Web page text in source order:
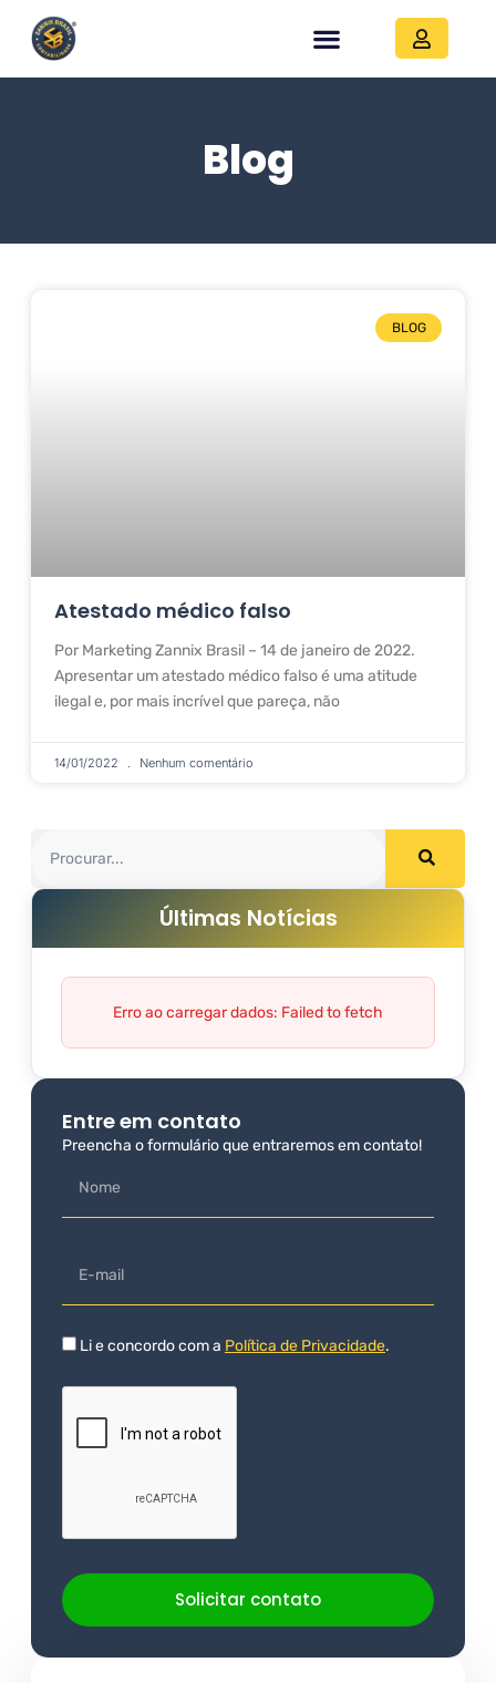
Blog
BLOG
Atestado médico falso
Por Marketing Zannix Brasil – 14 de janeiro de 2022.
Apresentar um atestado médico falso é uma atitude
ilegal e, por mais incrível que pareça, não
14/01/2022 Nenhum comentário
Últimas Notícias
Erro ao carregar dados: Failed to fetch
Entre em contato
Preencha o formulário que entraremos em contato!
Li e concordo com a Política de Privacidade.
Solicitar contato